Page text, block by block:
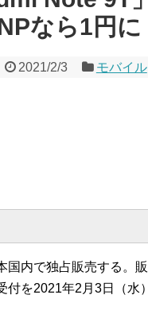
なら1円に
2021/2/3 モバイル
国内で独占販売する。販
を2021年2月3日（水）